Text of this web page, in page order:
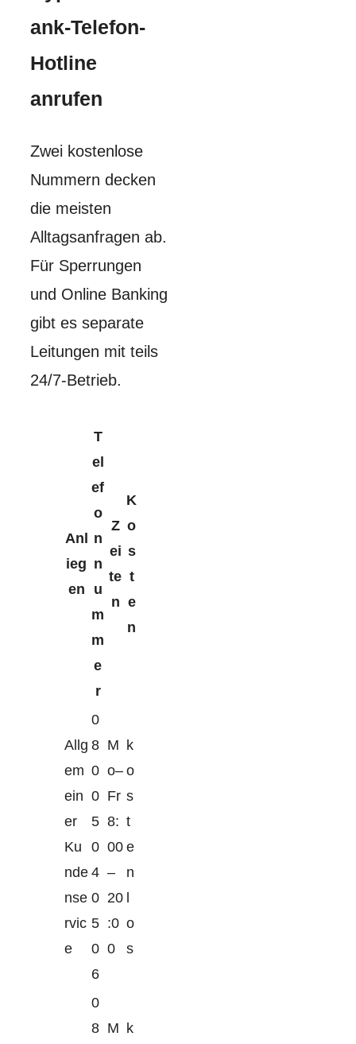
ank-Telefon-
Hotline
anrufen
Zwei kostenlose
Nummern decken
die meisten
Alltagsanfragen ab.
Für Sperrungen
und Online Banking
gibt es separate
Leitungen mit teils
24/7-Betrieb.
Anl
ieg
en
T
el
ef
o
n
n
u
m
m
e
r
Z
ei
te
n
K
o
s
t
e
n
Allg
em
ein
er
Ku
nde
nse
rvic
e
0
8
0
0
5
0
4
0
5
0
6
M
o–
Fr
8:
00
–
20
:0
0
k
o
s
t
e
n
l
o
s
0
8 M k